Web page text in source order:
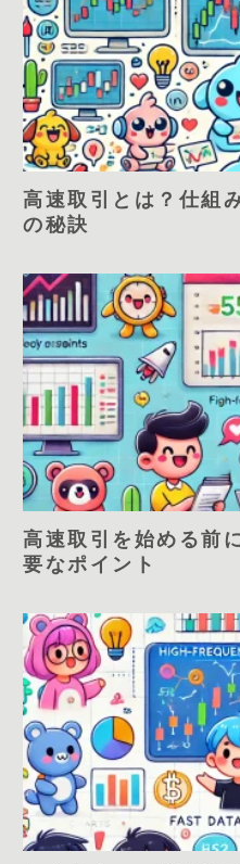
高速取引とは？仕組
の秘訣
高速取引を始める前
要なポイント